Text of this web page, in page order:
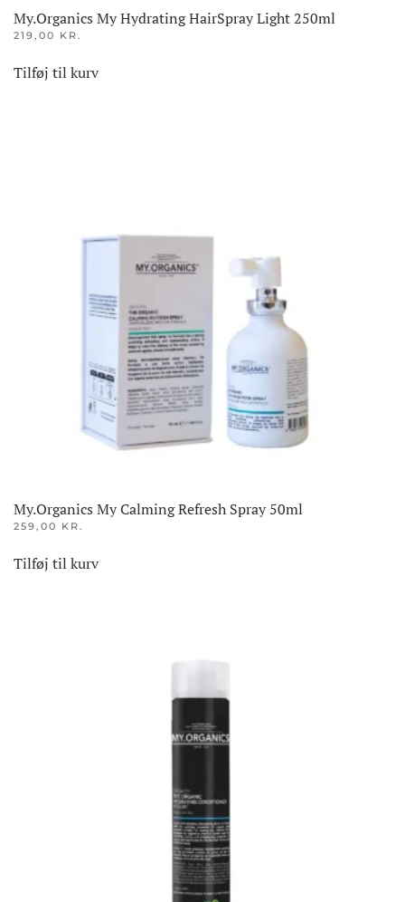
My.Organics My Hydrating HairSpray Light 250ml
219,00 KR.
Tilføj til kurv
My.Organics My Calming Refresh Spray 50ml
259,00 KR.
Tilføj til kurv